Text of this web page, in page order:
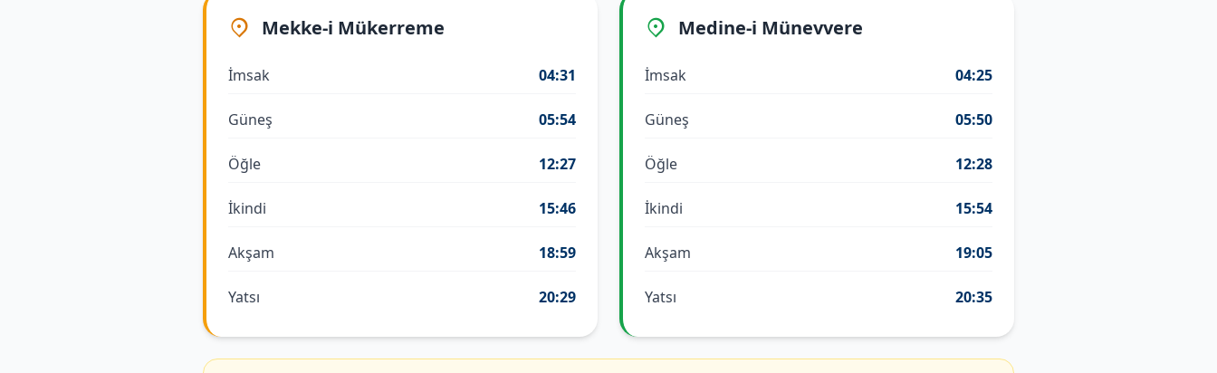
Mekke-i Mükerreme
İmsak 04:31
Güneş 05:54
Öğle 12:27
İkindi 15:46
Akşam 18:59
Yatsı 20:29
Medine-i Münevvere
İmsak 04:25
Güneş 05:50
Öğle 12:28
İkindi 15:54
Akşam 19:05
Yatsı 20:35